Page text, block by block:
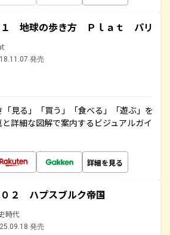
１ 地球の歩き方 Ｐｌａｔ パリ
発売
見る」「買う」「食べる」「遊ぶ」を
詳細な図解で案内するビジュアルガイ
詳細を見る
２ ハプスブルク帝国
時代
発売